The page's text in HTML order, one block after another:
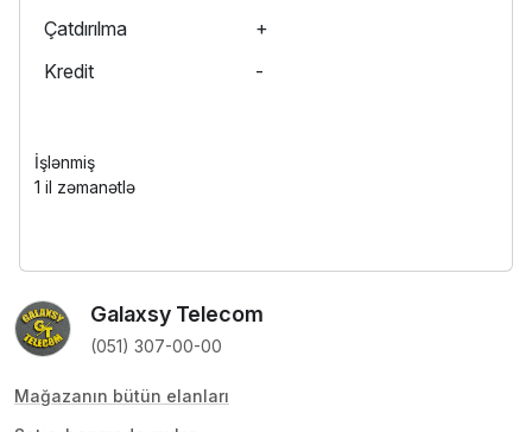
Çatdırılma
+
Kredit
-
İşlənmiş
1 il zəmanətlə
Galaxsy Telecom
(051) 307-00-00
Mağazanın bütün elanları